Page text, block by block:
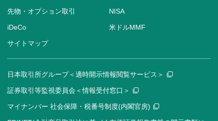
先物・オプション取引 NISA
iDeCo 米ドルMMF
サイトマップ
日本取引所グループ＜適時開示情報閲覧サービス＞
証券取引等監視委員会＜情報受付窓口＞
マイナンバー 社会保障・税番号制度(内閣官房)